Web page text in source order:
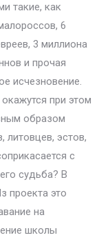
такие, как
6
3 миллиона
и прочая
исчезновение.
при этом
образом
литовцев, эстов,
с
судьба? В
проекта это
на
школы